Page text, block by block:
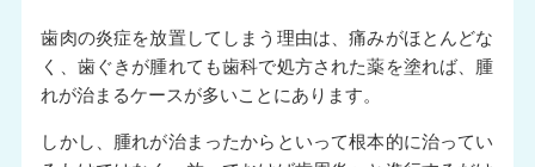
歯肉の炎症を放置してしまう理由は、痛みがほとんどな
く、歯ぐきが腫れても歯科で処方された薬を塗れば、腫
れが治まるケースが多いことにあります。
しかし、腫れが治まったからといって根本的に治ってい